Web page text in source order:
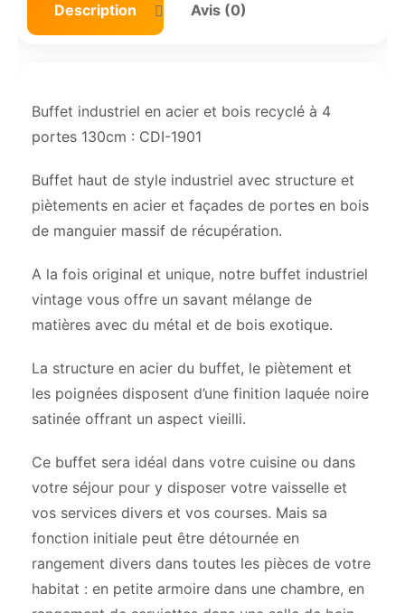
Description Avis (0)
Buffet industriel en acier et bois recyclé à 4
portes 130cm : CDI-1901
Buffet haut de style industriel avec structure et
piètements en acier et façades de portes en bois
de manguier massif de récupération.
A la fois original et unique, notre buffet industriel
vintage vous offre un savant mélange de
matières avec du métal et de bois exotique.
La structure en acier du buffet, le piètement et
les poignées disposent d’une finition laquée noire
satinée offrant un aspect vieilli.
Ce buffet sera idéal dans votre cuisine ou dans
votre séjour pour y disposer votre vaisselle et
vos services divers et vos courses. Mais sa
fonction initiale peut être détournée en
rangement divers dans toutes les pièces de votre
habitat : en petite armoire dans une chambre, en